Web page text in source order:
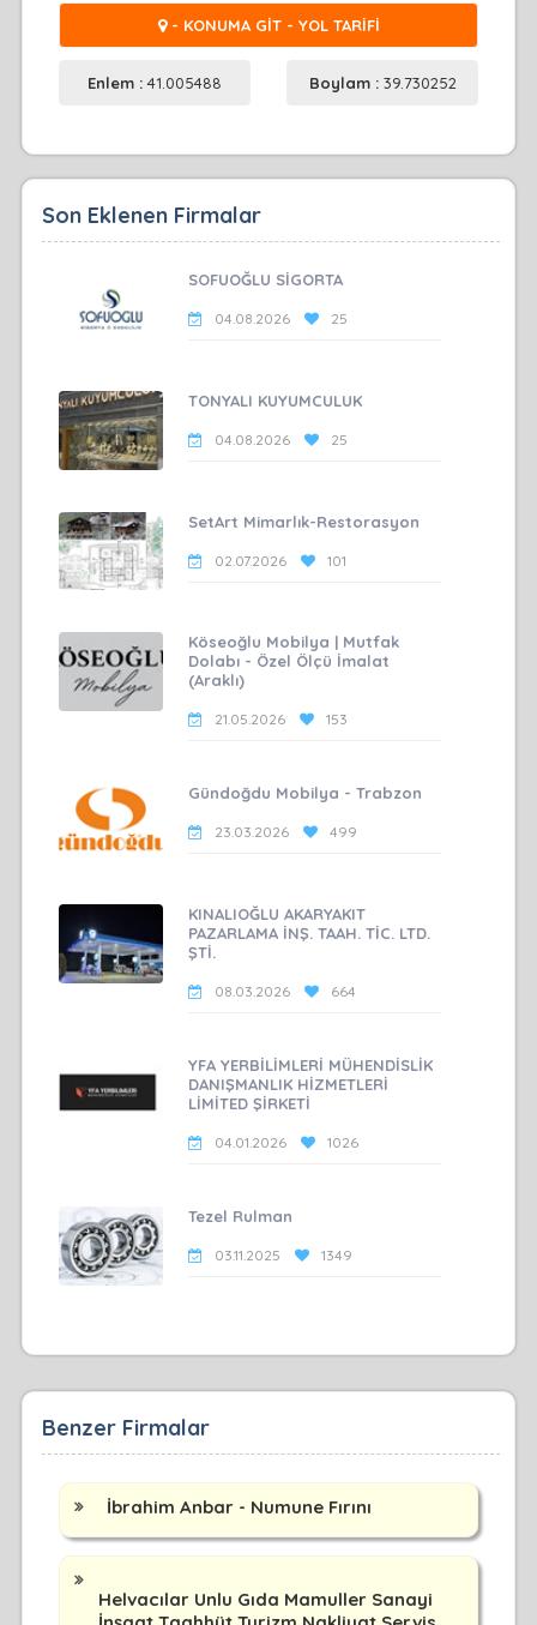
- KONUMA GİT - YOL TARİFİ
Enlem :41.005488 Boylam : 39.730252
Son Eklenen Firmalar
SOFUOĞLU SİGORTA
04.08.2026 25
TONYALI KUYUMCULUK
04.08.2026 25
SetArt Mimarlık-Restorasyon
02.07.2026 101
Köseoğlu Mobilya | Mutfak
Dolabı - Özel Ölçü İmalat
(Araklı)
21.05.2026 153
Gündoğdu Mobilya - Trabzon
23.03.2026 499
KINALIOĞLU AKARYAKIT
PAZARLAMA İNŞ. TAAH. TİC. LTD.
ŞTİ.
08.03.2026 664
YFA YERBİLİMLERİ MÜHENDİSLİK
DANIŞMANLIK HİZMETLERİ
LİMİTED ŞİRKETİ
04.01.2026 1026
Tezel Rulman
03.11.2025 1349
Benzer Firmalar
İbrahim Anbar - Numune Fırını
Helvacılar Unlu Gıda Mamuller Sanayi